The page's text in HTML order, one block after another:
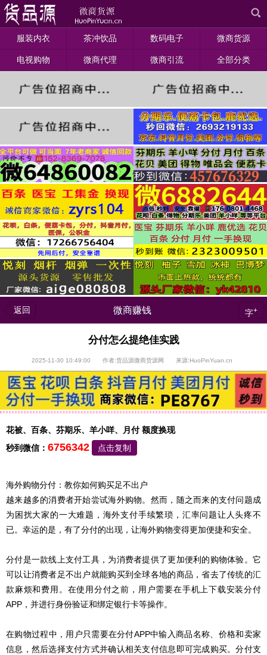
服装内衣 茶冲饮品 数码电子 微商货源
电视购物 微商代理 微商引流 全部分类
返回 微商赚钱 字+
分付怎么提绝佳实践
2025-11-30 10:49:00 作者:货品源微商货源网 来源:HuoPinYuan.cn
花被、百条、芬期乐、羊小咩、月付 额度换现
秒到微信： 6756342 点击复制
海外购物分付：教你如何购买足不出户
越来越多的消费者开始尝试海外购物。然而，随之而来的支付问题成
为困扰大家的一大难题，海外支付手续繁琐，汇率问题让人头疼不
已。幸运的是，有了分付的出现，让海外购物变得更加便捷和安全。
分付是一款线上支付工具，为消费者提供了更加便利的购物体验。它
可以让消费者足不出户就能购买到全球各地的商品，省去了传统的汇
款麻烦和费用。在使用分付之前，用户需要在手机上下载安装分付
APP，并进行身份验证和绑定银行卡等操作。
在购物过程中，用户只需要在分付APP中输入商品名称、价格和卖家
信息，然后选择支付方式并确认相关支付信息即可完成购买。分付支